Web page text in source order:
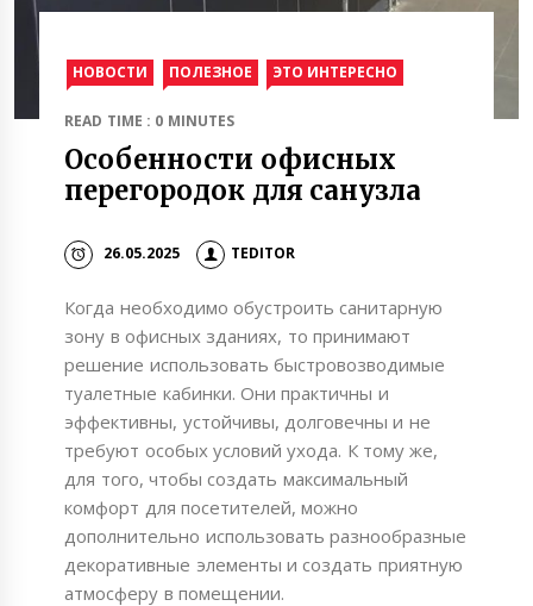
НОВОСТИ ПОЛЕЗНОЕ ЭТО ИНТЕРЕСНО
READ TIME : 0 MINUTES
Особенности офисных
перегородок для санузла
26.05.2025 TEDITOR
Когда необходимо обустроить санитарную
зону в офисных зданиях, то принимают
решение использовать быстровозводимые
туалетные кабинки. Они практичны и
эффективны, устойчивы, долговечны и не
требуют особых условий ухода. К тому же,
для того, чтобы создать максимальный
комфорт для посетителей, можно
дополнительно использовать разнообразные
декоративные элементы и создать приятную
атмосферу в помещении.